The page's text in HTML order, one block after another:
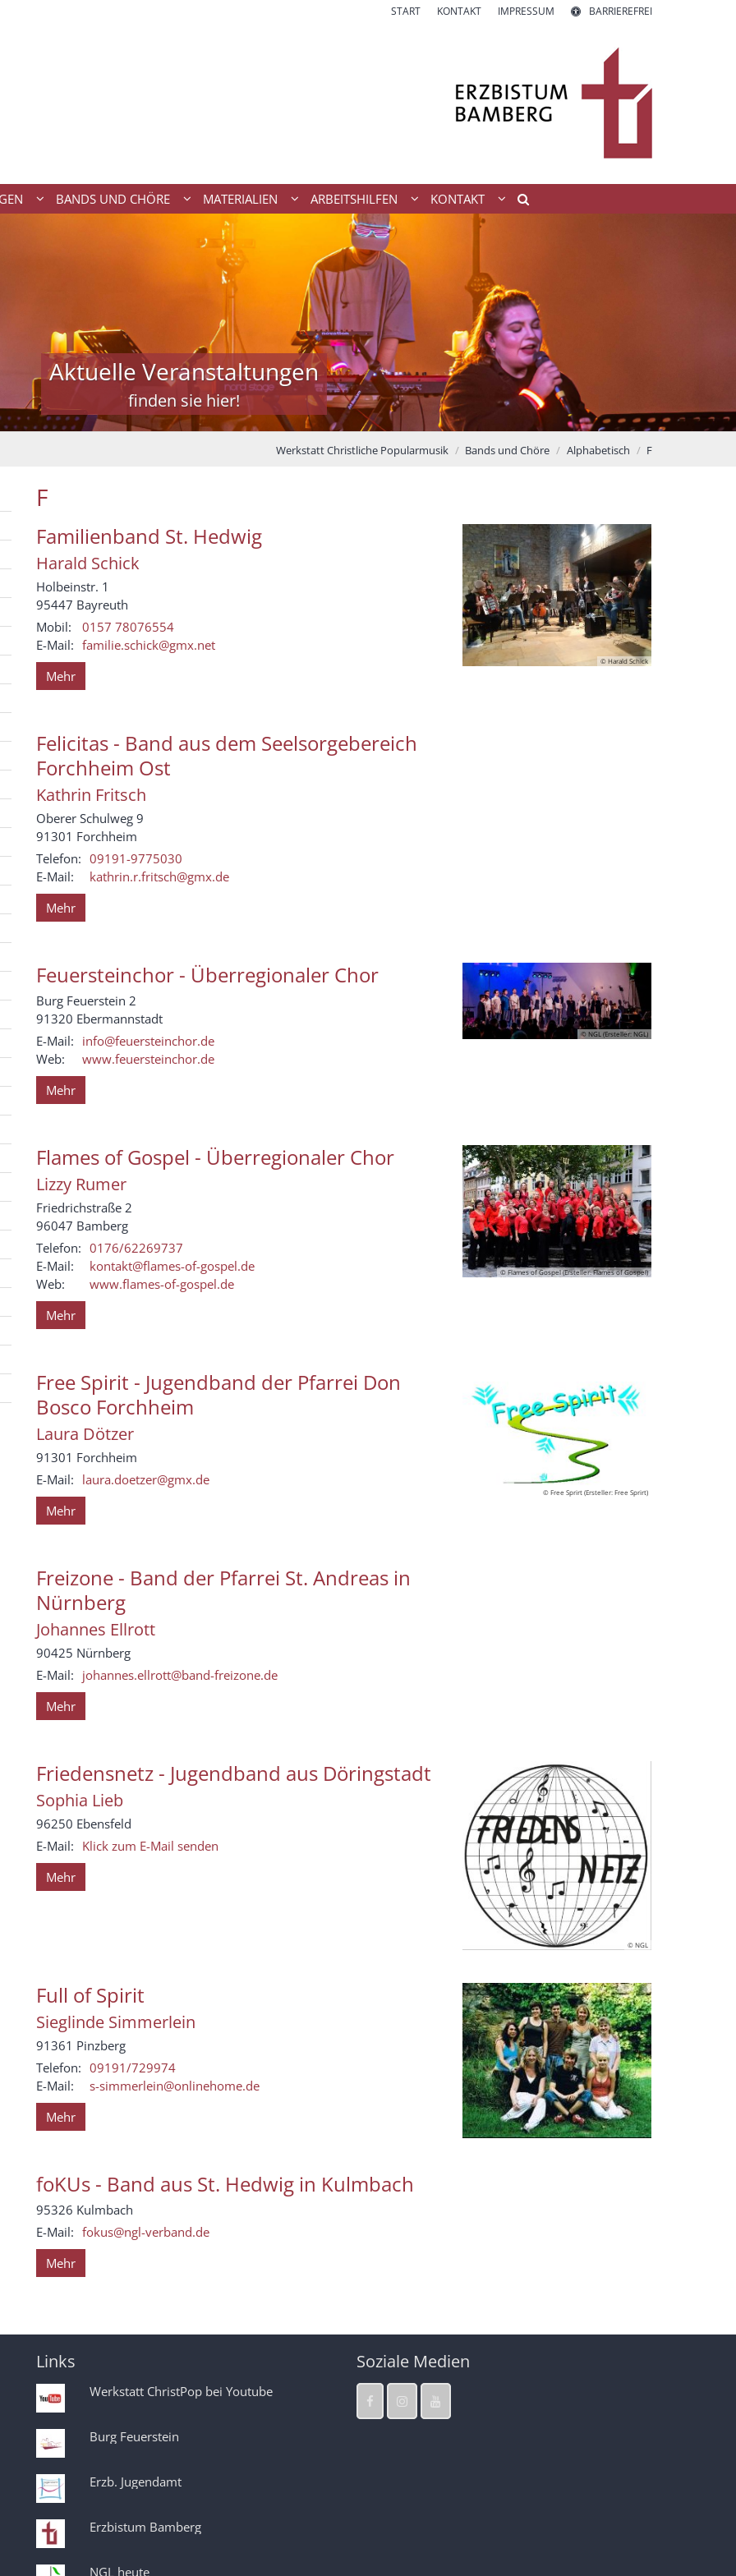
START KONTAKT IMPRESSUM BARRIEREFREI
BANDS UND CHÖRE MATERIALIEN ARBEITSHILFEN KONTAKT
Aktuelle Veranstaltungen
finden sie hier!
Werkstatt Christliche Popularmusik Bands und Chöre Alphabetisch F
F
© Harald Schick
Familienband St. Hedwig
Harald Schick
Holbeinstr. 1
95447 Bayreuth
Mobil:
0157 78076554
E-Mail: familie.schick@gmx.net
Mehr
Felicitas - Band aus dem Seelsorgebereich
Forchheim Ost
Kathrin Fritsch
Oberer Schulweg 9
91301 Forchheim
Telefon: 09191-9775030
E-Mail:
kathrin.r.fritsch@gmx.de
Mehr
© NGL (Ersteller: NGL)
Feuersteinchor - Überregionaler Chor
Burg Feuerstein 2
91320 Ebermannstadt
E-Mail: info@feuersteinchor.de
Web:
www.feuersteinchor.de
Mehr
© Flames of Gospel (Ersteller: Flames of Gospel)
Flames of Gospel - Überregionaler Chor
Lizzy Rumer
Friedrichstraße 2
96047 Bamberg
Telefon: 0176/62269737
E-Mail:
kontakt@flames-of-gospel.de
Web:
www.flames-of-gospel.de
Mehr
© Free Sprirt (Ersteller: Free Sprirt)
Free Spirit - Jugendband der Pfarrei Don
Bosco Forchheim
Laura Dötzer
91301 Forchheim
E-Mail: laura.doetzer@gmx.de
Mehr
Freizone - Band der Pfarrei St. Andreas in
Nürnberg
Johannes Ellrott
90425 Nürnberg
E-Mail: johannes.ellrott@band-freizone.de
Mehr
© NGL
Friedensnetz - Jugendband aus Döringstadt
Sophia Lieb
96250 Ebensfeld
E-Mail: Klick zum E-Mail senden
Mehr
Full of Spirit
Sieglinde Simmerlein
91361 Pinzberg
Telefon: 09191/729974
E-Mail:
s-simmerlein@onlinehome.de
Mehr
foKUs - Band aus St. Hedwig in Kulmbach
95326 Kulmbach
E-Mail: fokus@ngl-verband.de
Mehr
Links
Werkstatt ChristPop bei Youtube
Burg Feuerstein
Erzb. Jugendamt
Erzbistum Bamberg
NGL heute
Soziale Medien